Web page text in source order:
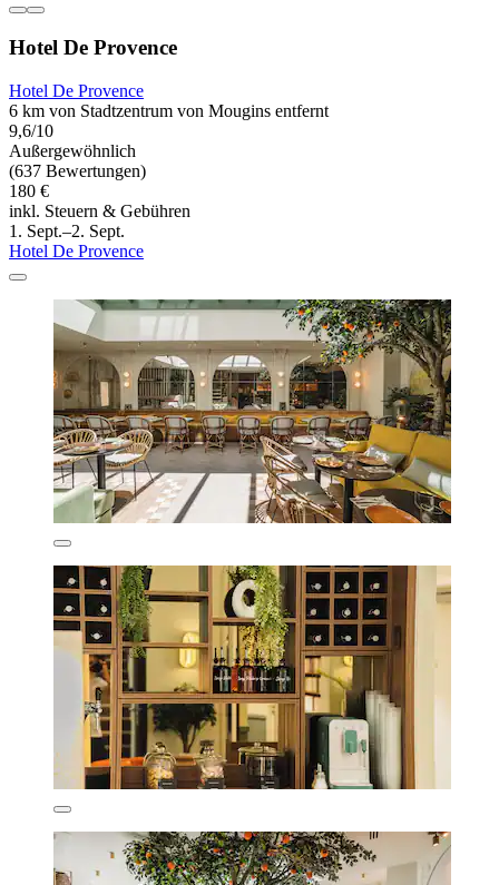
Hotel De Provence
Hotel De Provence
6 km von Stadtzentrum von Mougins entfernt
9,6/10
Außergewöhnlich
(637 Bewertungen)
180 €
inkl. Steuern & Gebühren
1. Sept.–2. Sept.
Hotel De Provence